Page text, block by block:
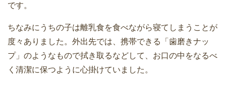
です。
ちなみにうちの子は離乳食を食べながら寝てしまうことが
度々ありました。外出先では、携帯できる「歯磨きナッ
プ」のようなもので拭き取るなどして、お口の中をなるべ
く清潔に保つように心掛けていました。